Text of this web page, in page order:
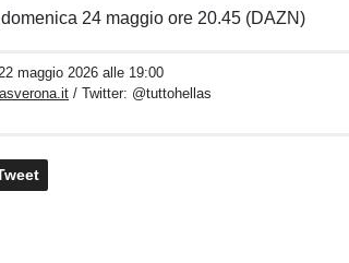
domenica 24 maggio ore 20.45 (DAZN)
maggio 2026 alle 19:00
/ Twitter: @tuttohellas